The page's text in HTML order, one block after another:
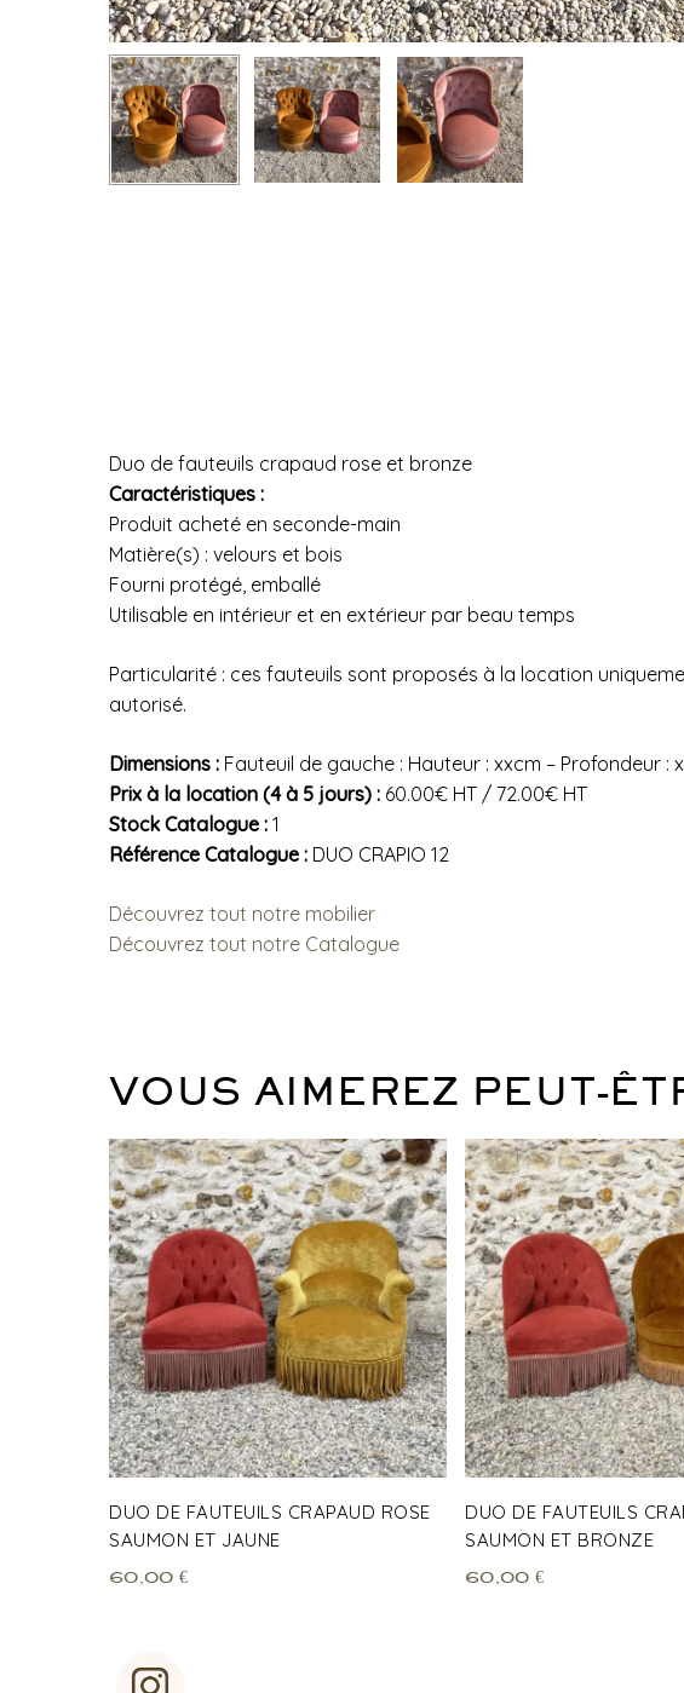
Duo de fauteuils crapaud rose et bronze
Caractéristiques :
Produit acheté en seconde-main
Matière(s) : velours et bois
Fourni protégé, emballé
Utilisable en intérieur et en extérieur par beau temps
Particularité : ces fauteuils sont proposés à la location
autorisé.
Dimensions : Fauteuil de gauche : Hauteur : xxcm – Profondeur
Prix à la location (4 à 5 jours) : 60.00€ HT / 72.00€ HT
Stock Catalogue : 1
Référence Catalogue : DUO CRAPIO 12
Découvrez tout notre mobilier
Découvrez tout notre Catalogue
VOUS AIMEREZ PEUT-
DUO DE FAUTEUILS CRAPAUD ROSE
SAUMON ET JAUNE
60,00 €
DUO DE FAUTEUILS
SAUMON ET BRONZE
60,00€